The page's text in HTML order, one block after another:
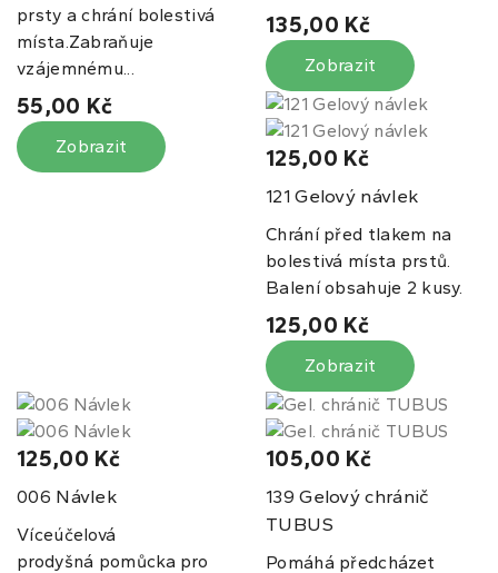
prsty a chrání bolestivá
místa.Zabraňuje
vzájemnému...
55,00 Kč
Zobrazit
135,00 Kč
Zobrazit
125,00 Kč
121 Gelový návlek
Chrání před tlakem na
bolestivá místa prstů.
Balení obsahuje 2 kusy.
125,00 Kč
Zobrazit
125,00 Kč
006 Návlek
Víceúčelová
prodyšná pomůcka pro
105,00 Kč
139 Gelový chránič
TUBUS
Pomáhá předcházet